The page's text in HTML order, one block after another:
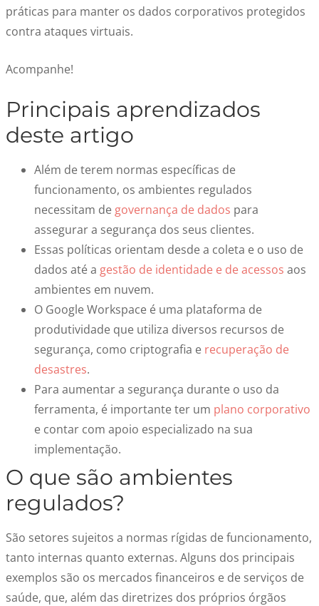
práticas para manter os dados corporativos protegidos
contra ataques virtuais.
Acompanhe!
Principais aprendizados
deste artigo
Além de terem normas específicas de
funcionamento, os ambientes regulados
necessitam de governança de dados para
assegurar a segurança dos seus clientes.
Essas políticas orientam desde a coleta e o uso de
dados até a gestão de identidade e de acessos aos
ambientes em nuvem.
O Google Workspace é uma plataforma de
produtividade que utiliza diversos recursos de
segurança, como criptografia e recuperação de
desastres.
Para aumentar a segurança durante o uso da
ferramenta, é importante ter um plano corporativo
e contar com apoio especializado na sua
implementação.
O que são ambientes
regulados?
São setores sujeitos a normas rígidas de funcionamento,
tanto internas quanto externas. Alguns dos principais
exemplos são os mercados financeiros e de serviços de
saúde, que, além das diretrizes dos próprios órgãos